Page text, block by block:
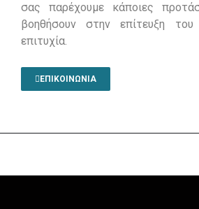
σας παρέχουμε κάποιες
βοηθήσουν στην επίτευξη
επιτυχία.
ΕΠΙΚΟΙΝΩΝΙΑ